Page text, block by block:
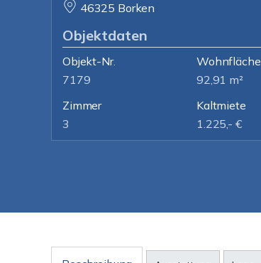
46325 Borken
Objektdaten
Objekt-Nr.
7179
Wohnfläche
92,91 m²
Zimmer
3
Kaltmiete
1.225,- €